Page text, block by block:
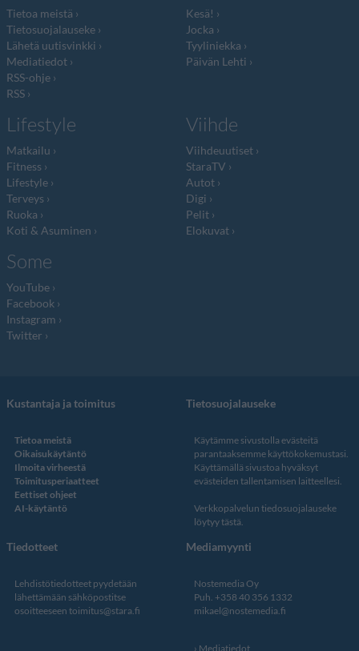
Tietoa meistä
Tietosuojalauseke
Lähetä uutisvinkki
Mediatiedot
RSS-ohje
RSS
Kesä!
Jocka
Tyyliniekka
Päivän Lehti
Lifestyle
Matkailu
Fitness
Lifestyle
Terveys
Ruoka
Koti & Asuminen
Viihde
Viihdeuutiset
StaraTV
Autot
Digi
Pelit
Elokuvat
Some
YouTube
Facebook
Instagram
Twitter
Kustantaja ja toimitus
Tietoa meistä
Oikaisukäytäntö
Ilmoita virheestä
Toimitusperiaatteet
Eettiset ohjeet
AI-käytäntö
Tietosuojalauseke
Käytämme sivustolla evästeitä
parantaaksemme käyttökokemustasi.
Käyttämällä sivustoa hyväksyt
evästeiden tallentamisen laitteellesi.
Verkkopalvelun tiedosuojalauseke
löytyy tästä
Tiedotteet
Lehdistötiedotteet pyydetään
lähettämään sähköpostitse
osoitteeseen toimitus@stara.fi
Mediamyynti
Nostemedia Oy
Puh. +358 40 356 1332
mikael@nostemedia.fi
Mediatiedot